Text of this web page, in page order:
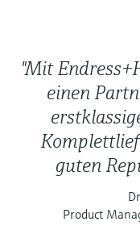
"Mit
einen
guten
Product